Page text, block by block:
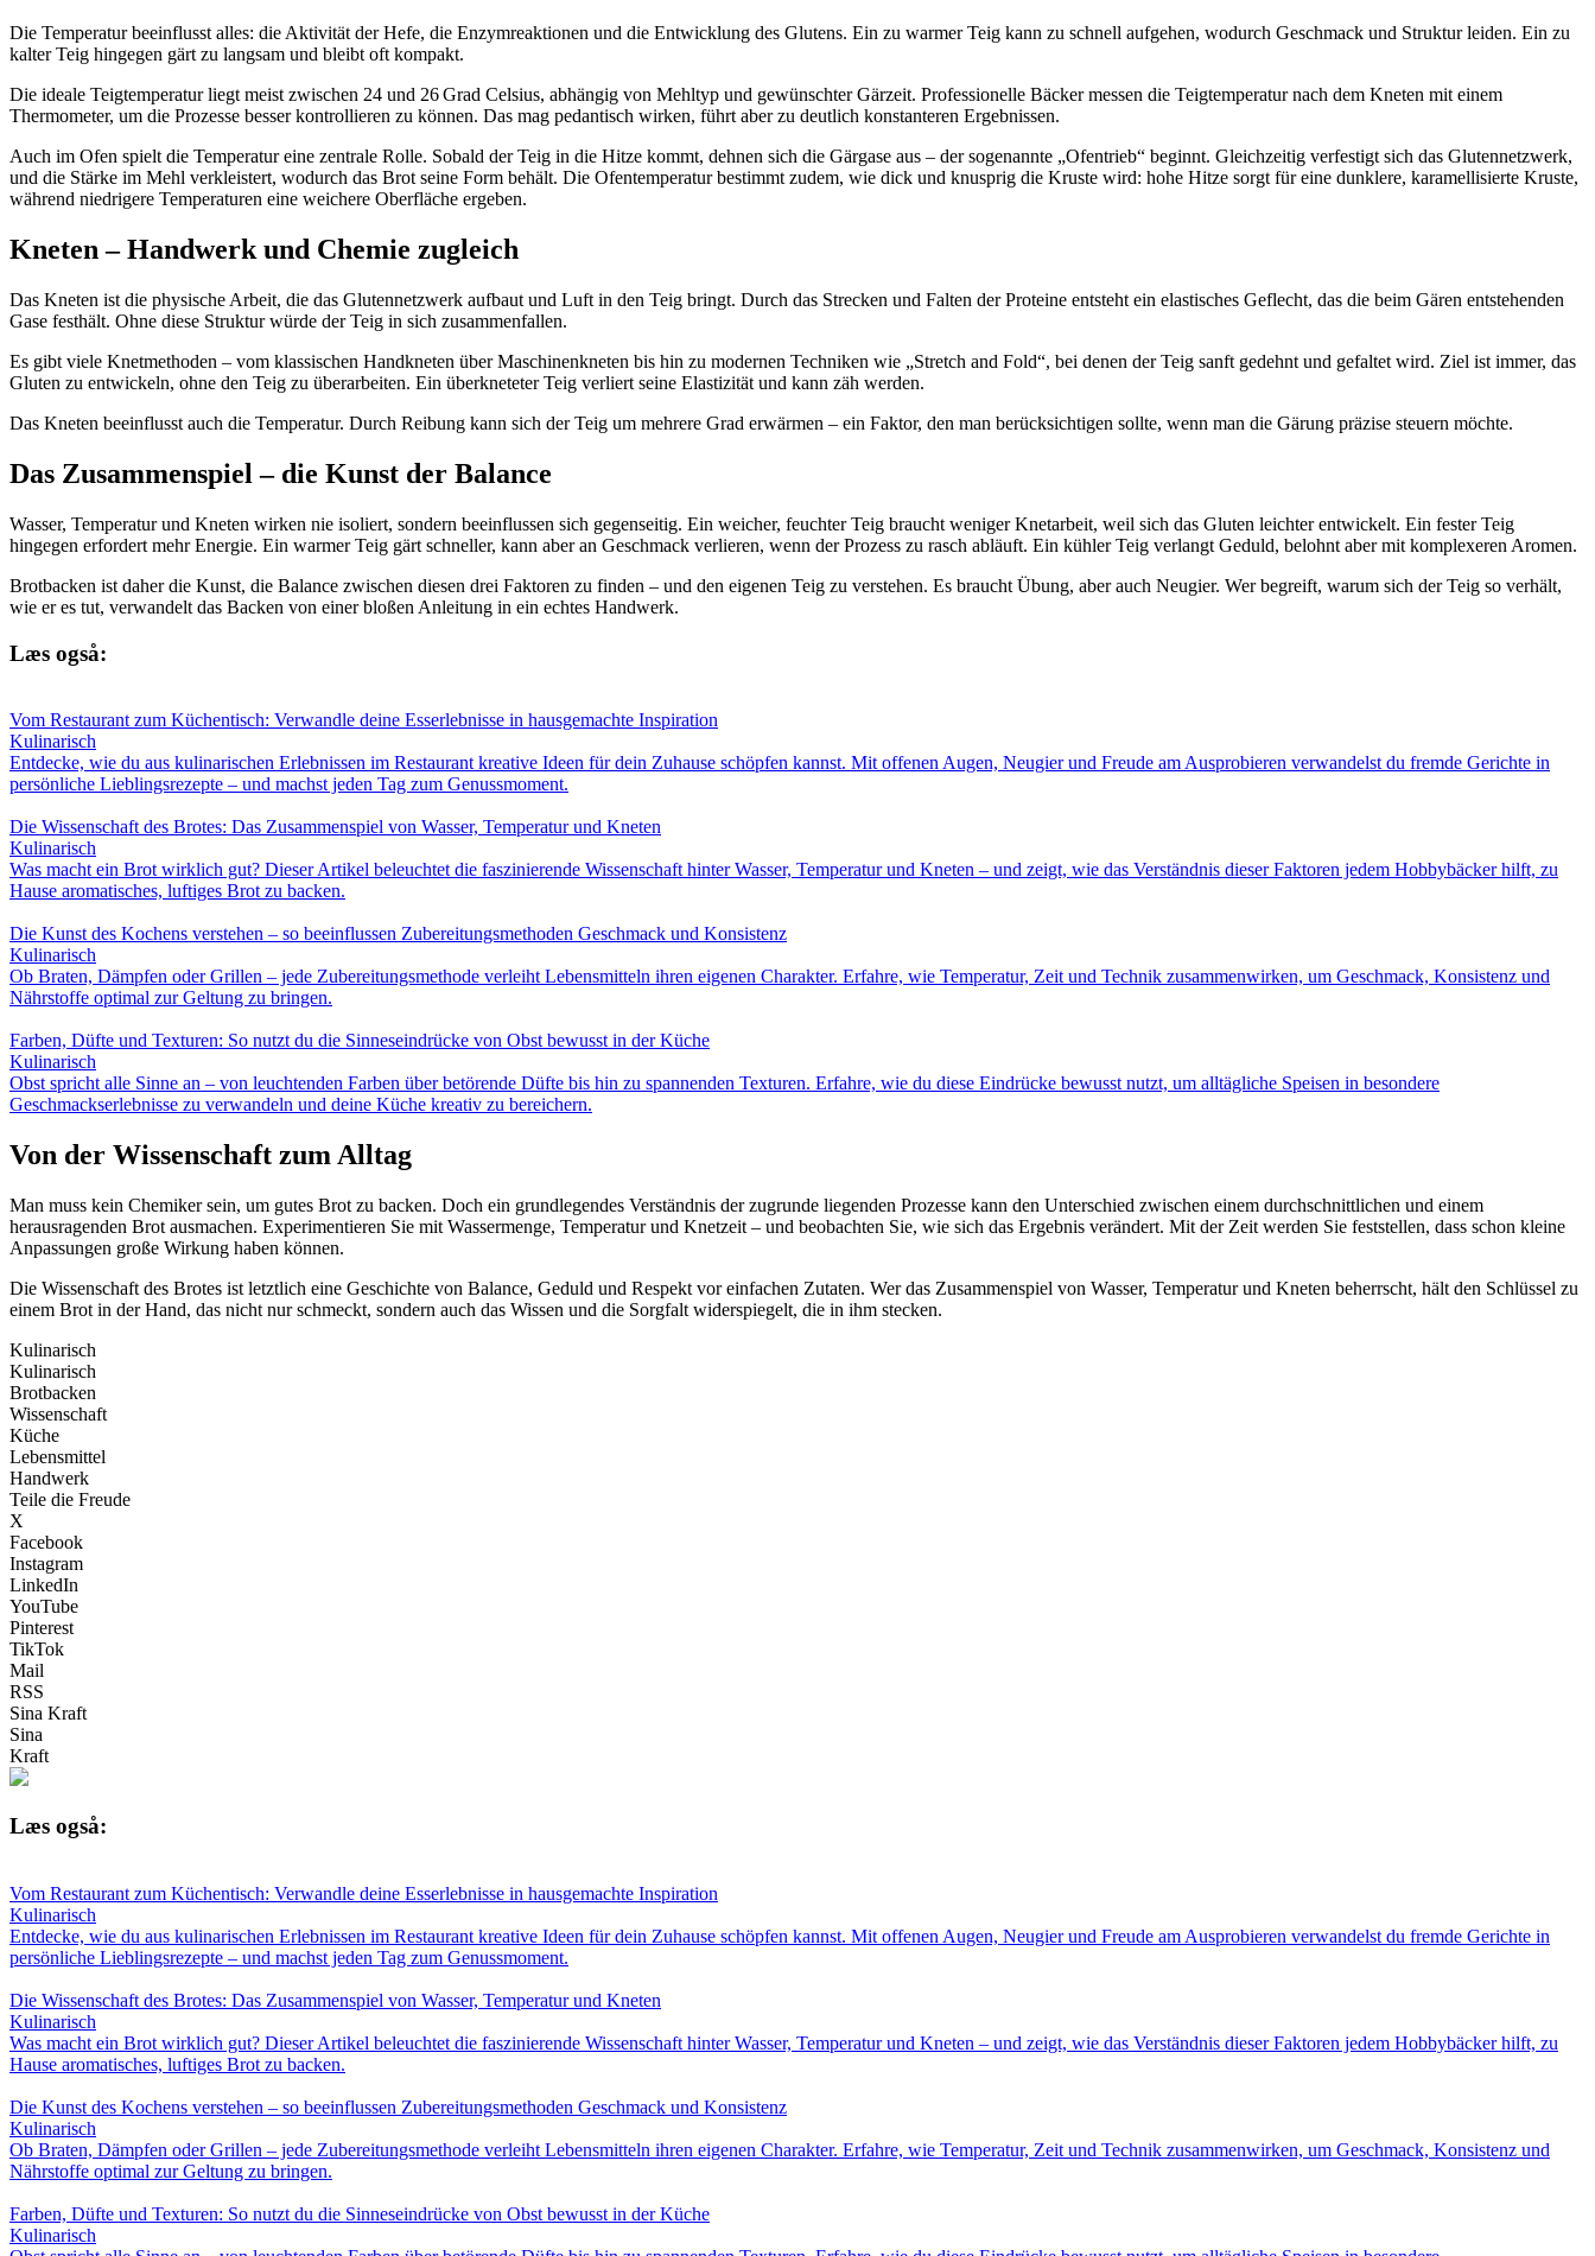
Die Temperatur beeinflusst alles: die Aktivität der Hefe, die Enzymreaktionen und die Entwicklung des Glutens. Ein zu warmer Teig kann zu schnell aufgehen, wodurch Geschmack und Struktur leiden. Ein zu
kalter Teig hingegen gärt zu langsam und bleibt oft kompakt.
Die ideale Teigtemperatur liegt meist zwischen 24 und 26 Grad Celsius, abhängig von Mehltyp und gewünschter Gärzeit. Professionelle Bäcker messen die Teigtemperatur nach dem Kneten mit einem
Thermometer, um die Prozesse besser kontrollieren zu können. Das mag pedantisch wirken, führt aber zu deutlich konstanteren Ergebnissen.
Auch im Ofen spielt die Temperatur eine zentrale Rolle. Sobald der Teig in die Hitze kommt, dehnen sich die Gärgase aus – der sogenannte „Ofentrieb“ beginnt. Gleichzeitig verfestigt sich das Glutennetzwerk,
und die Stärke im Mehl verkleistert, wodurch das Brot seine Form behält. Die Ofentemperatur bestimmt zudem, wie dick und knusprig die Kruste wird: hohe Hitze sorgt für eine dunklere, karamellisierte Kruste,
während niedrigere Temperaturen eine weichere Oberfläche ergeben.
Kneten – Handwerk und Chemie zugleich
Das Kneten ist die physische Arbeit, die das Glutennetzwerk aufbaut und Luft in den Teig bringt. Durch das Strecken und Falten der Proteine entsteht ein elastisches Geflecht, das die beim Gären entstehenden
Gase festhält. Ohne diese Struktur würde der Teig in sich zusammenfallen.
Es gibt viele Knetmethoden – vom klassischen Handkneten über Maschinenkneten bis hin zu modernen Techniken wie „Stretch and Fold“, bei denen der Teig sanft gedehnt und gefaltet wird. Ziel ist immer, das
Gluten zu entwickeln, ohne den Teig zu überarbeiten. Ein überkneteter Teig verliert seine Elastizität und kann zäh werden.
Das Kneten beeinflusst auch die Temperatur. Durch Reibung kann sich der Teig um mehrere Grad erwärmen – ein Faktor, den man berücksichtigen sollte, wenn man die Gärung präzise steuern möchte.
Das Zusammenspiel – die Kunst der Balance
Wasser, Temperatur und Kneten wirken nie isoliert, sondern beeinflussen sich gegenseitig. Ein weicher, feuchter Teig braucht weniger Knetarbeit, weil sich das Gluten leichter entwickelt. Ein fester Teig
hingegen erfordert mehr Energie. Ein warmer Teig gärt schneller, kann aber an Geschmack verlieren, wenn der Prozess zu rasch abläuft. Ein kühler Teig verlangt Geduld, belohnt aber mit komplexeren Aromen.
Brotbacken ist daher die Kunst, die Balance zwischen diesen drei Faktoren zu finden – und den eigenen Teig zu verstehen. Es braucht Übung, aber auch Neugier. Wer begreift, warum sich der Teig so verhält,
wie er es tut, verwandelt das Backen von einer bloßen Anleitung in ein echtes Handwerk.
Læs også:
Vom Restaurant zum Küchentisch: Verwandle deine Esserlebnisse in hausgemachte Inspiration
Kulinarisch
Entdecke, wie du aus kulinarischen Erlebnissen im Restaurant kreative Ideen für dein Zuhause schöpfen kannst. Mit offenen Augen, Neugier und Freude am Ausprobieren verwandelst du fremde Gerichte in
persönliche Lieblingsrezepte – und machst jeden Tag zum Genussmoment.
Die Wissenschaft des Brotes: Das Zusammenspiel von Wasser, Temperatur und Kneten
Kulinarisch
Was macht ein Brot wirklich gut? Dieser Artikel beleuchtet die faszinierende Wissenschaft hinter Wasser, Temperatur und Kneten – und zeigt, wie das Verständnis dieser Faktoren jedem Hobbybäcker hilft, zu
Hause aromatisches, luftiges Brot zu backen.
Die Kunst des Kochens verstehen – so beeinflussen Zubereitungsmethoden Geschmack und Konsistenz
Kulinarisch
Ob Braten, Dämpfen oder Grillen – jede Zubereitungsmethode verleiht Lebensmitteln ihren eigenen Charakter. Erfahre, wie Temperatur, Zeit und Technik zusammenwirken, um Geschmack, Konsistenz und
Nährstoffe optimal zur Geltung zu bringen.
Farben, Düfte und Texturen: So nutzt du die Sinneseindrücke von Obst bewusst in der Küche
Kulinarisch
Obst spricht alle Sinne an – von leuchtenden Farben über betörende Düfte bis hin zu spannenden Texturen. Erfahre, wie du diese Eindrücke bewusst nutzt, um alltägliche Speisen in besondere
Geschmackserlebnisse zu verwandeln und deine Küche kreativ zu bereichern.
Von der Wissenschaft zum Alltag
Man muss kein Chemiker sein, um gutes Brot zu backen. Doch ein grundlegendes Verständnis der zugrunde liegenden Prozesse kann den Unterschied zwischen einem durchschnittlichen und einem
herausragenden Brot ausmachen. Experimentieren Sie mit Wassermenge, Temperatur und Knetzeit – und beobachten Sie, wie sich das Ergebnis verändert. Mit der Zeit werden Sie feststellen, dass schon kleine
Anpassungen große Wirkung haben können.
Die Wissenschaft des Brotes ist letztlich eine Geschichte von Balance, Geduld und Respekt vor einfachen Zutaten. Wer das Zusammenspiel von Wasser, Temperatur und Kneten beherrscht, hält den Schlüssel zu
einem Brot in der Hand, das nicht nur schmeckt, sondern auch das Wissen und die Sorgfalt widerspiegelt, die in ihm stecken.
Kulinarisch
Kulinarisch
Brotbacken
Wissenschaft
Küche
Lebensmittel
Handwerk
Teile die Freude
X
Facebook
Instagram
LinkedIn
YouTube
Pinterest
TikTok
Mail
RSS
Sina Kraft
Sina
Kraft
Læs også:
Vom Restaurant zum Küchentisch: Verwandle deine Esserlebnisse in hausgemachte Inspiration
Kulinarisch
Entdecke, wie du aus kulinarischen Erlebnissen im Restaurant kreative Ideen für dein Zuhause schöpfen kannst. Mit offenen Augen, Neugier und Freude am Ausprobieren verwandelst du fremde Gerichte in
persönliche Lieblingsrezepte – und machst jeden Tag zum Genussmoment.
Die Wissenschaft des Brotes: Das Zusammenspiel von Wasser, Temperatur und Kneten
Kulinarisch
Was macht ein Brot wirklich gut? Dieser Artikel beleuchtet die faszinierende Wissenschaft hinter Wasser, Temperatur und Kneten – und zeigt, wie das Verständnis dieser Faktoren jedem Hobbybäcker hilft, zu
Hause aromatisches, luftiges Brot zu backen.
Die Kunst des Kochens verstehen – so beeinflussen Zubereitungsmethoden Geschmack und Konsistenz
Kulinarisch
Ob Braten, Dämpfen oder Grillen – jede Zubereitungsmethode verleiht Lebensmitteln ihren eigenen Charakter. Erfahre, wie Temperatur, Zeit und Technik zusammenwirken, um Geschmack, Konsistenz und
Nährstoffe optimal zur Geltung zu bringen.
Farben, Düfte und Texturen: So nutzt du die Sinneseindrücke von Obst bewusst in der Küche
Kulinarisch